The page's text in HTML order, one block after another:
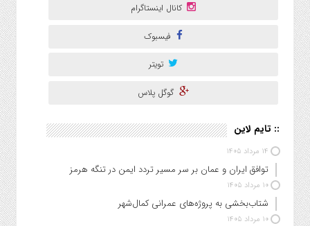
کانال اینستاگرام
فیسبوک
تویتر
گوگل پلاس
:: تایم لاین
۱۴ مرداد ۱۴۰۵
توافق ایران و عمان بر سر مسیر تردد ایمن در تنگه هرمز
۱۰ مرداد ۱۴۰۵
شتاب‌بخشی به پروژه‌های عمرانی کمال‌شهر
۱۰ مرداد ۱۴۰۵